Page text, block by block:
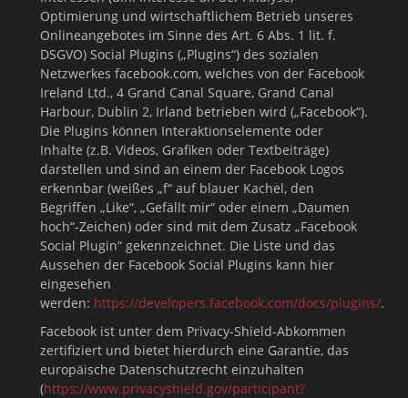
Optimierung und wirtschaftlichem Betrieb unseres
Onlineangebotes im Sinne des Art. 6 Abs. 1 lit. f.
DSGVO) Social Plugins („Plugins“) des sozialen
Netzwerkes facebook.com, welches von der Facebook
Ireland Ltd., 4 Grand Canal Square, Grand Canal
Harbour, Dublin 2, Irland betrieben wird („Facebook“).
Die Plugins können Interaktionselemente oder
Inhalte (z.B. Videos, Grafiken oder Textbeiträge)
darstellen und sind an einem der Facebook Logos
erkennbar (weißes „f“ auf blauer Kachel, den
Begriffen „Like“, „Gefällt mir“ oder einem „Daumen
hoch“-Zeichen) oder sind mit dem Zusatz „Facebook
Social Plugin“ gekennzeichnet. Die Liste und das
Aussehen der Facebook Social Plugins kann hier
eingesehen
werden: https://developers.facebook.com/docs/plugins/.
Facebook ist unter dem Privacy-Shield-Abkommen
zertifiziert und bietet hierdurch eine Garantie, das
europäische Datenschutzrecht einzuhalten
(https://www.privacyshield.gov/participant?